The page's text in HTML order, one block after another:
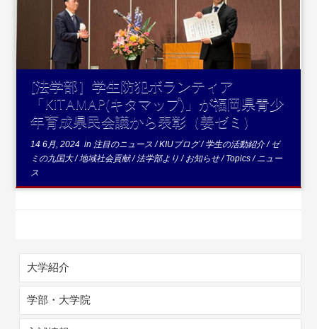
[法学部］学生防犯ボランティア
「KiTAMAP(キタマップ)」が福岡県青少
年育成県民会議から表彰（姜ゼミ）
14 6月, 2024 in 注目のニュース/KIUブログ/学生の活動紹介/ゼ
ミの九国大/地域社会貢献/法学部より/お知らせ/Topics/ニュー
ス
大学紹介
学部・大学院